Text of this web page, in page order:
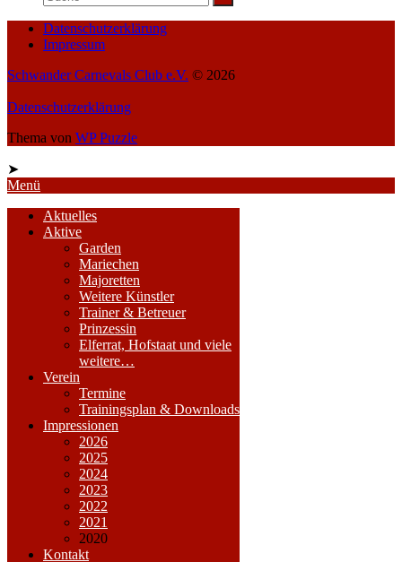
Datenschutzerklärung
Impressum
Schwander Carnevals Club e.V. © 2026
Datenschutzerklärung
Thema von WP Puzzle
➤
Menü
Aktuelles
Aktive
Garden
Mariechen
Majoretten
Weitere Künstler
Trainer & Betreuer
Prinzessin
Elferrat, Hofstaat und viele
weitere…
Verein
Termine
Trainingsplan & Downloads
Impressionen
2026
2025
2024
2023
2022
2021
2020
Kontakt